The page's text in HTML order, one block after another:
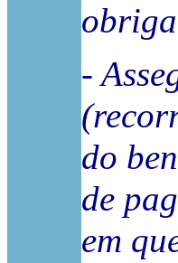
-
do
de
em